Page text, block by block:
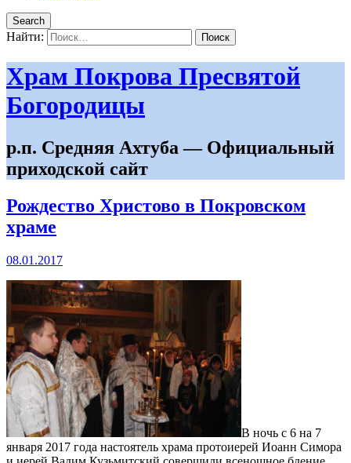
Search
Найти:
Храм Покрова Пресвятой
Богородицы
р.п. Средняя Ахтуба — Официальный
приходской сайт
Рождество Христово в Покровском
храме
08.01.2017
В ночь с 6 на 7
января 2017 года настоятель храма протоиерей Иоанн Симора